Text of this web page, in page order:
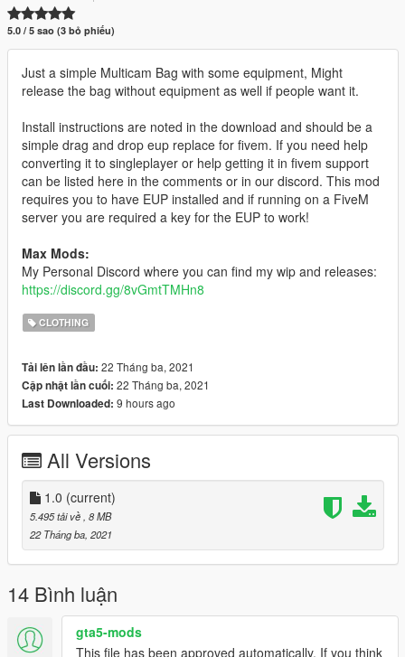
5.0 / 5 sao (3 bỏ phiếu)
Just a simple Multicam Bag with some equipment, Might
release the bag without equipment as well if people want it.
Install instructions are noted in the download and should be a
simple drag and drop eup replace for fivem. If you need help
converting it to singleplayer or help getting it in fivem support
can be listed here in the comments or in our discord. This mod
requires you to have EUP installed and if running on a FiveM
server you are required a key for the EUP to work!
Max Mods:
My Personal Discord where you can find my wip and releases:
https://discord.gg/8vGmtTMHn8
CLOTHING
Tải lên lần đầu: 22 Tháng ba, 2021
Cập nhật lần cuối: 22 Tháng ba, 2021
Last Downloaded: 9 hours ago
All Versions
1.0 (current)
5.495 tải về, 8 MB
22 Tháng ba, 2021
14 Bình luận
gta5-mods
This file has been approved automatically. If you think